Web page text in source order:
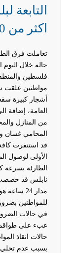
التابعة
اكثر من 40 حالة
حالة خلال
فلسطين
مواطنين علقت
أشجار كبيرة
العامة، إضافة
من المنازل
المحامي غسان
قد استنفرت
الأولى لوصول
الطارئة بسرعة
نابلس قد خصصت
مدار 24 ساعة هو 115.
للمواطنين
في حالات
عبء على طواقم
حالات انقاذ
بسبب عدم تحلي